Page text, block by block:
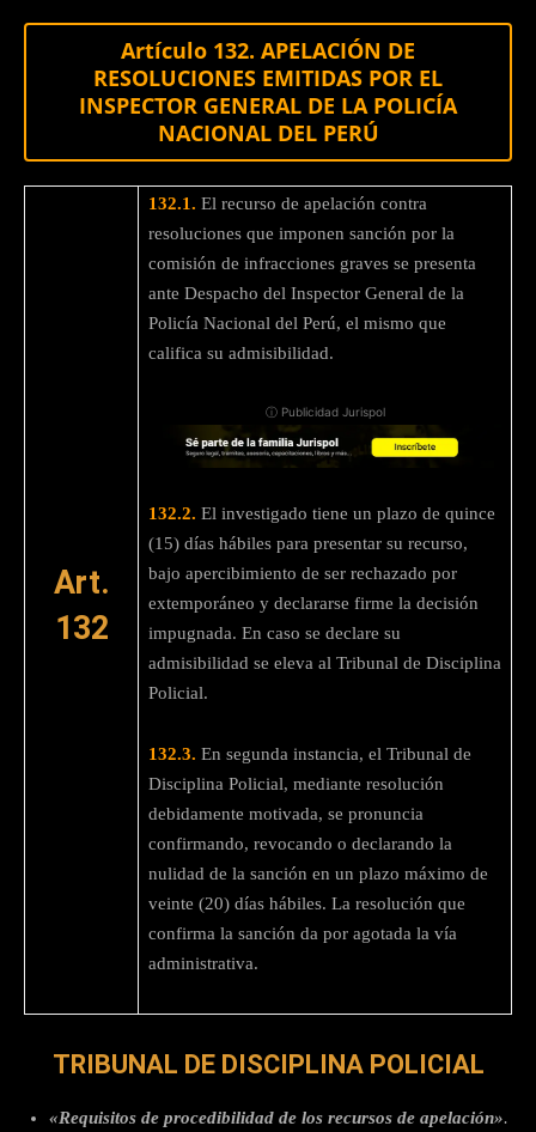
Artículo 132. APELACIÓN DE
RESOLUCIONES EMITIDAS POR EL
INSPECTOR GENERAL DE LA POLICÍA
NACIONAL DEL PERÚ
Art.
132
132.1. El recurso de apelación contra
resoluciones que imponen sanción por la
comisión de infracciones graves se presenta
ante Despacho del Inspector General de la
Policía Nacional del Perú, el mismo que
califica su admisibilidad.
ⓘ Publicidad Jurispol
132.2. El investigado tiene un plazo de quince
(15) días hábiles para presentar su recurso,
bajo apercibimiento de ser rechazado por
extemporáneo y declararse firme la decisión
impugnada. En caso se declare su
admisibilidad se eleva al Tribunal de Disciplina
Policial.
132.3. En segunda instancia, el Tribunal de
Disciplina Policial, mediante resolución
debidamente motivada, se pronuncia
confirmando, revocando o declarando la
nulidad de la sanción en un plazo máximo de
veinte (20) días hábiles. La resolución que
confirma la sanción da por agotada la vía
administrativa.
TRIBUNAL DE DISCIPLINA POLICIAL
«Requisitos de procedibilidad de los recursos de apelación».